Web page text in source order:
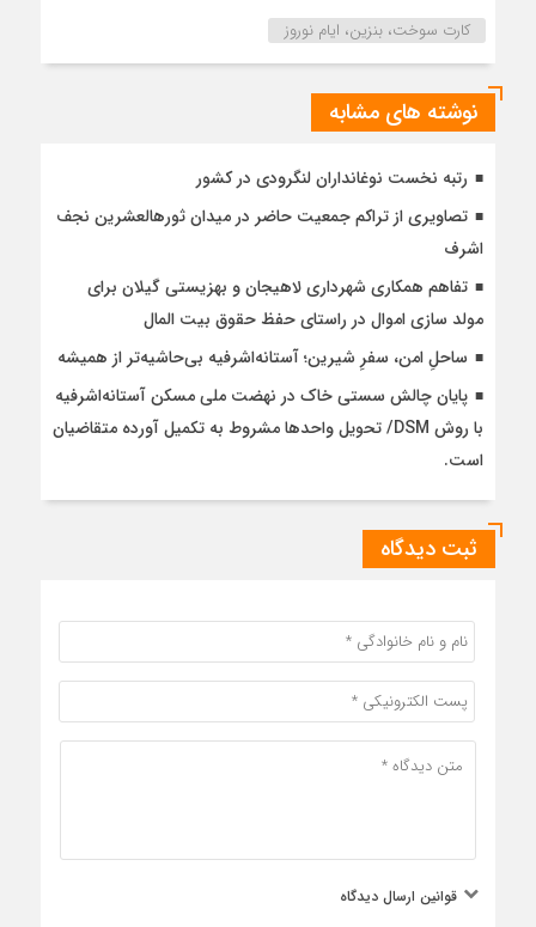
کارت سوخت، بنزین، ایام نوروز
نوشته های مشابه
رتبه نخست نوغانداران لنگرودی در کشور
تصاویری از تراکم جمعیت حاضر در میدان ثورهالعشرین نجف
اشرف
تفاهم همکاری شهرداری لاهیجان و بهزیستی گیلان برای
مولد سازی اموال در راستای حفظ حقوق بیت المال
ساحلِ امن، سفرِ شیرین؛ آستانه‌اشرفیه بی‌حاشیه‌تر از همیشه
پایان چالش سستی خاک در نهضت ملی مسکن آستانه‌اشرفیه
با روش DSM/ تحویل واحدها مشروط به تکمیل آورده متقاضیان
است.
ثبت دیدگاه
قوانین ارسال دیدگاه